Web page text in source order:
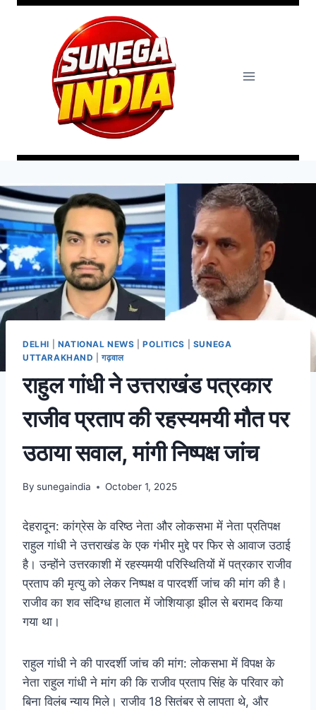
DELHI NATIONAL NEWS |POLITICS
SUNEGA
UTTARAKHAND
|गढ़वाल
राहुल गांधी ने उत्तराखंड पत्रकार
राजीव प्रताप की रहस्यमयी मौत पर
उठाया सवाल, मांगी निष्पक्ष जांच
By sunegaindia October 1, 2025
देहरादून: कांग्रेस के वरिष्ठ नेता और लोकसभा में नेता प्रतिपक्ष
राहुल गांधी ने उत्तराखंड के एक गंभीर मुद्दे पर फिर से आवाज उठाई
है। उन्होंने उत्तरकाशी में रहस्यमयी परिस्थितियों में पत्रकार राजीव
प्रताप की मृत्यु को लेकर निष्पक्ष व पारदर्शी जांच की मांग की है।
राजीव का शव संदिग्ध हालात में जोशियाड़ा झील से बरामद किया
गया था।
राहुल गांधी ने की पारदर्शी जांच की मांग: लोकसभा में विपक्ष के
नेता राहुल गांधी ने मांग की कि राजीव प्रताप सिंह के परिवार को
बिना विलंब न्याय मिले। राजीव 18 सितंबर से लापता थे, और